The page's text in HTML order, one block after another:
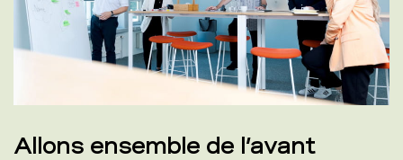
Allons ensemble de l’avant